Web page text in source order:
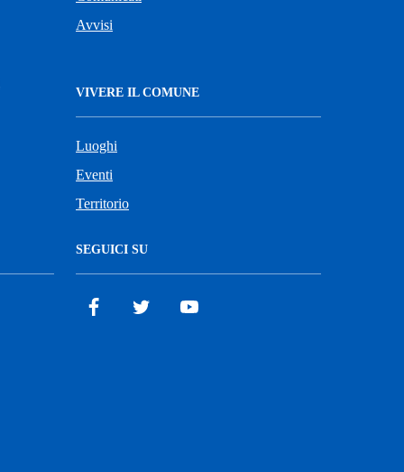
Avvisi
VIVERE IL COMUNE
Luoghi
Eventi
Territorio
SEGUICI SU
Facebook Twitter